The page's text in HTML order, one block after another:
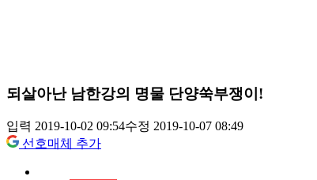
되살아난 남한강의 명물 단양쑥부쟁이!
입력 2019-10-02 09:54수정 2019-10-07 08:49
선호매체 추가